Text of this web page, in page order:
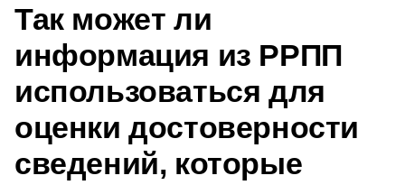
Так может ли
информация из РРПП
использоваться для
оценки достоверности
сведений, которые